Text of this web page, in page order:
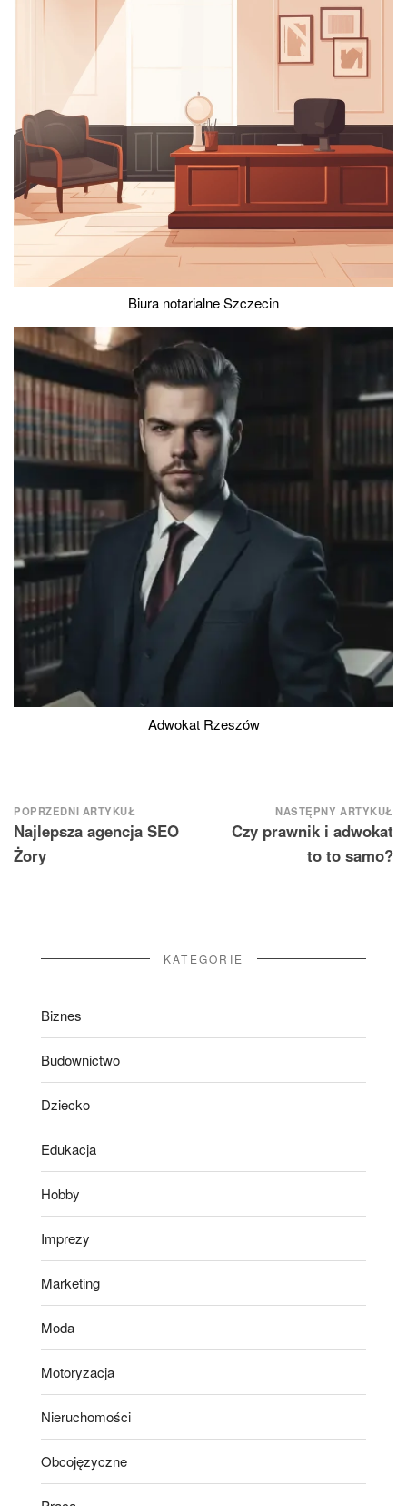
Biura notarialne Szczecin
Adwokat Rzeszów
Nawigacja
wpisu
POPRZEDNI ARTYKUŁ
Najlepsza agencja SEO
Żory
NASTĘPNY ARTYKUŁ
Czy prawnik i adwokat
to to samo?
KATEGORIE
Biznes
Budownictwo
Dziecko
Edukacja
Hobby
Imprezy
Marketing
Moda
Motoryzacja
Nieruchomości
Obcojęzyczne